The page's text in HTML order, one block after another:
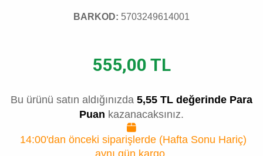
BARKOD: 5703249614001
555,00 TL
Bu ürünü satın aldığınızda 5,55 TL değerinde Para
Puan kazanacaksınız.
14:00'dan önceki siparişlerde (Hafta Sonu Hariç)
aynı gün kargo